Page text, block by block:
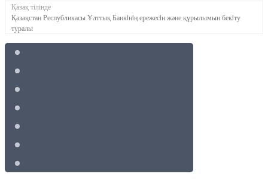
Қазақ тілінде
Қазақстан Республикасы Ұлттық Банкiнiң ережесiн және құрылымын бекiту
туралы